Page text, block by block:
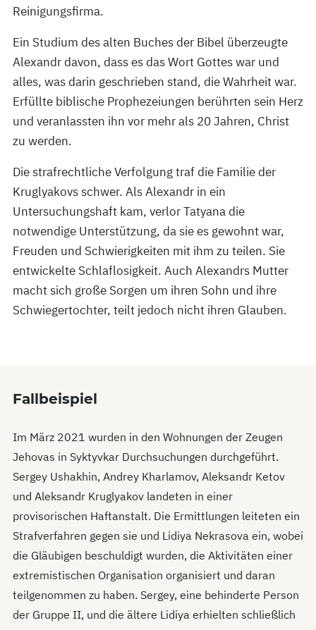
Reinigungsfirma.
Ein Studium des alten Buches der Bibel überzeugte
Alexandr davon, dass es das Wort Gottes war und
alles, was darin geschrieben stand, die Wahrheit war.
Erfüllte biblische Prophezeiungen berührten sein Herz
und veranlassten ihn vor mehr als 20 Jahren, Christ
zu werden.
Die strafrechtliche Verfolgung traf die Familie der
Kruglyakovs schwer. Als Alexandr in ein
Untersuchungshaft kam, verlor Tatyana die
notwendige Unterstützung, da sie es gewohnt war,
Freuden und Schwierigkeiten mit ihm zu teilen. Sie
entwickelte Schlaflosigkeit. Auch Alexandrs Mutter
macht sich große Sorgen um ihren Sohn und ihre
Schwiegertochter, teilt jedoch nicht ihren Glauben.
Fallbeispiel
Im März 2021 wurden in den Wohnungen der Zeugen
Jehovas in Syktyvkar Durchsuchungen durchgeführt.
Sergey Ushakhin, Andrey Kharlamov, Aleksandr Ketov
und Aleksandr Kruglyakov landeten in einer
provisorischen Haftanstalt. Die Ermittlungen leiteten ein
Strafverfahren gegen sie und Lidiya Nekrasova ein, wobei
die Gläubigen beschuldigt wurden, die Aktivitäten einer
extremistischen Organisation organisiert und daran
teilgenommen zu haben. Sergey, eine behinderte Person
der Gruppe II, und die ältere Lidiya erhielten schließlich